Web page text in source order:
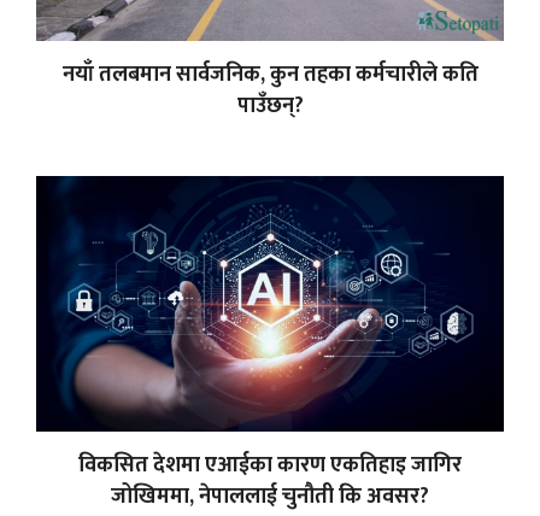
नयाँ तलबमान सार्वजनिक, कुन तहका कर्मचारीले कति
पाउँछन्?
विकसित देशमा एआईका कारण एकतिहाइ जागिर
जोखिममा, नेपाललाई चुनौती कि अवसर?